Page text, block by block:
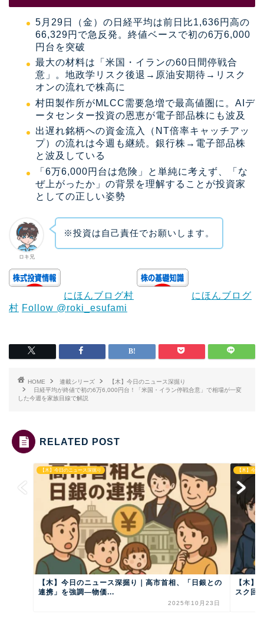
5月29日（金）の日経平均は前日比1,636円高の
66,329円で急反発。終値ベースで初の6万6,000
円台を突破
最大の材料は「米国・イランの60日間停戦合
意」。地政学リスク後退→原油安期待→リスク
オンの流れで株高に
村田製作所がMLCC需要急増で最高値圏に。AIデ
ータセンター投資の恩恵が電子部品株にも波及
出遅れ銘柄への資金流入（NT倍率キャッチアッ
プ）の流れは今週も継続。銀行株→電子部品株
と波及している
「6万6,000円台は危険」と単純に考えず、「な
ぜ上がったか」の背景を理解することが投資家
としての正しい姿勢
ロキ兄
※投資は自己責任でお願いします。
にほんブログ村
にほんブログ
村 Follow @roki_esufami
HOME 連載シリーズ
【木】今日のニュース深掘り
日経平均が終値で初の6万6,000円台！「米国・イラン停戦合意」で相場が一変
した今週を家族目線で解説
RELATED POST
【木】今日のニュース深掘り
【木】今日のニュース深掘り｜高市首相、「日銀との
連携」を強調―物価...
2025年10月23日
【木】今日
【木】
スク回